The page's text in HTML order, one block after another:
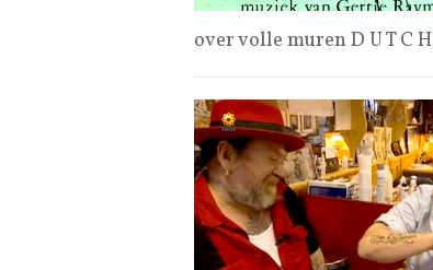
over volle muren D U T C H